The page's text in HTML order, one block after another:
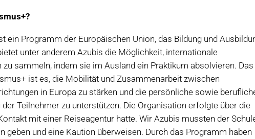
ein Programm der Europäischen Union, das Bildung und
unter anderem Azubis die Möglichkeit, internationale
zu sammeln, indem sie im Ausland ein Praktikum absolvieren. Das
ist es, die Mobilität und Zusammenarbeit zwischen
in Europa zu stärken und die persönliche sowie
der Teilnehmer zu unterstützen. Die Organisation erfolgte über die
mit einer Reiseagentur hatte. Wir Azubis mussten der
geben und eine Kaution überweisen. Durch das Programm haben